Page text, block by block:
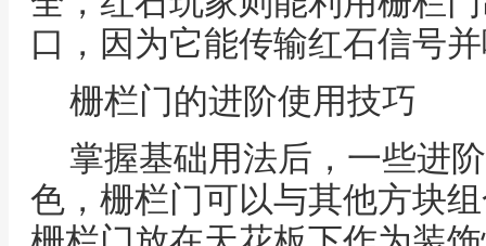
口，因为它能传输红石信号
栅栏门的进阶使用技巧
掌握基础用法后，一些进
色，栅栏门可以与其他方块